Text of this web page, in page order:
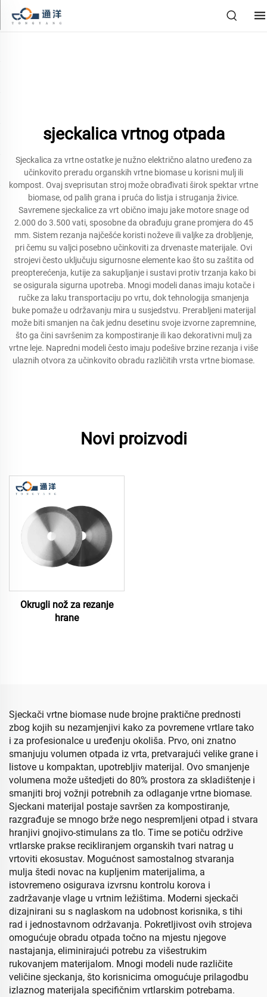
sjeckalica vrtnog otpada
Sjeckalica za vrtne ostatke je nužno električno alatno uređeno za
učinkovito preradu organskih vrtne biomase u korisni mulj ili
kompost. Ovaj sveprisutan stroj može obrađivati širok spektar vrtne
biomase, od palih grana i pruća do listja i struganja živice.
Savremene sjeckalice za vrt obično imaju jake motore snage od
2.000 do 3.500 vati, sposobne da obrađuju grane promjera do 45
mm. Sistem rezanja najčešće koristi noževe ili valjke za drobljenje,
pri čemu su valjci posebno učinkoviti za drvenaste materijale. Ovi
strojevi često uključuju sigurnosne elemente kao što su zaštita od
preopterećenja, kutije za sakupljanje i sustavi protiv trzanja kako bi
se osigurala sigurna upotreba. Mnogi modeli danas imaju kotače i
ručke za laku transportaciju po vrtu, dok tehnologija smanjenja
buke pomaže u održavanju mira u susjedstvu. Prerabljeni materijal
može biti smanjen na čak jednu desetinu svoje izvorne zapremnine,
što ga čini savršenim za kompostiranje ili kao dekorativni mulj za
vrtne leje. Napredni modeli često imaju podešive brzine rezanja i više
ulaznih otvora za učinkovito obradu različitih vrsta vrtne biomase.
Novi proizvodi
Okrugli nož za rezanje
hrane
Sjeckači vrtne biomase nude brojne praktične prednosti
zbog kojih su nezamjenjivi kako za povremene vrtlare tako
i za profesionalce u uređenju okoliša. Prvo, oni znatno
smanjuju volumen otpada iz vrta, pretvarajući velike grane i
listove u kompaktan, upotrebljiv materijal. Ovo smanjenje
volumena može uštedjeti do 80% prostora za skladištenje i
smanjiti broj vožnji potrebnih za odlaganje vrtne biomase.
Sjeckani materijal postaje savršen za kompostiranje,
razgrađuje se mnogo brže nego nespremljeni otpad i stvara
hranjivi gnojivo-stimulans za tlo. Time se potiču održive
vrtlarske prakse recikliranjem organskih tvari natrag u
vrtoviti ekosustav. Mogućnost samostalnog stvaranja
mulja štedi novac na kupljenim materijalima, a
istovremeno osigurava izvrsnu kontrolu korova i
zadržavanje vlage u vrtnim ležištima. Moderni sjeckači
dizajnirani su s naglaskom na udobnost korisnika, s tihi
rad i jednostavnom održavanja. Pokretljivost ovih strojeva
omogućuje obradu otpada točno na mjestu njegove
nastajanja, eliminirajući potrebu za višestrukim
rukovanjem materijalom. Mnogi modeli nude različite
veličine sjeckanja, što korisnicima omogućuje prilagodbu
izlaznog materijala specifičnim vrtlarskim potrebama.